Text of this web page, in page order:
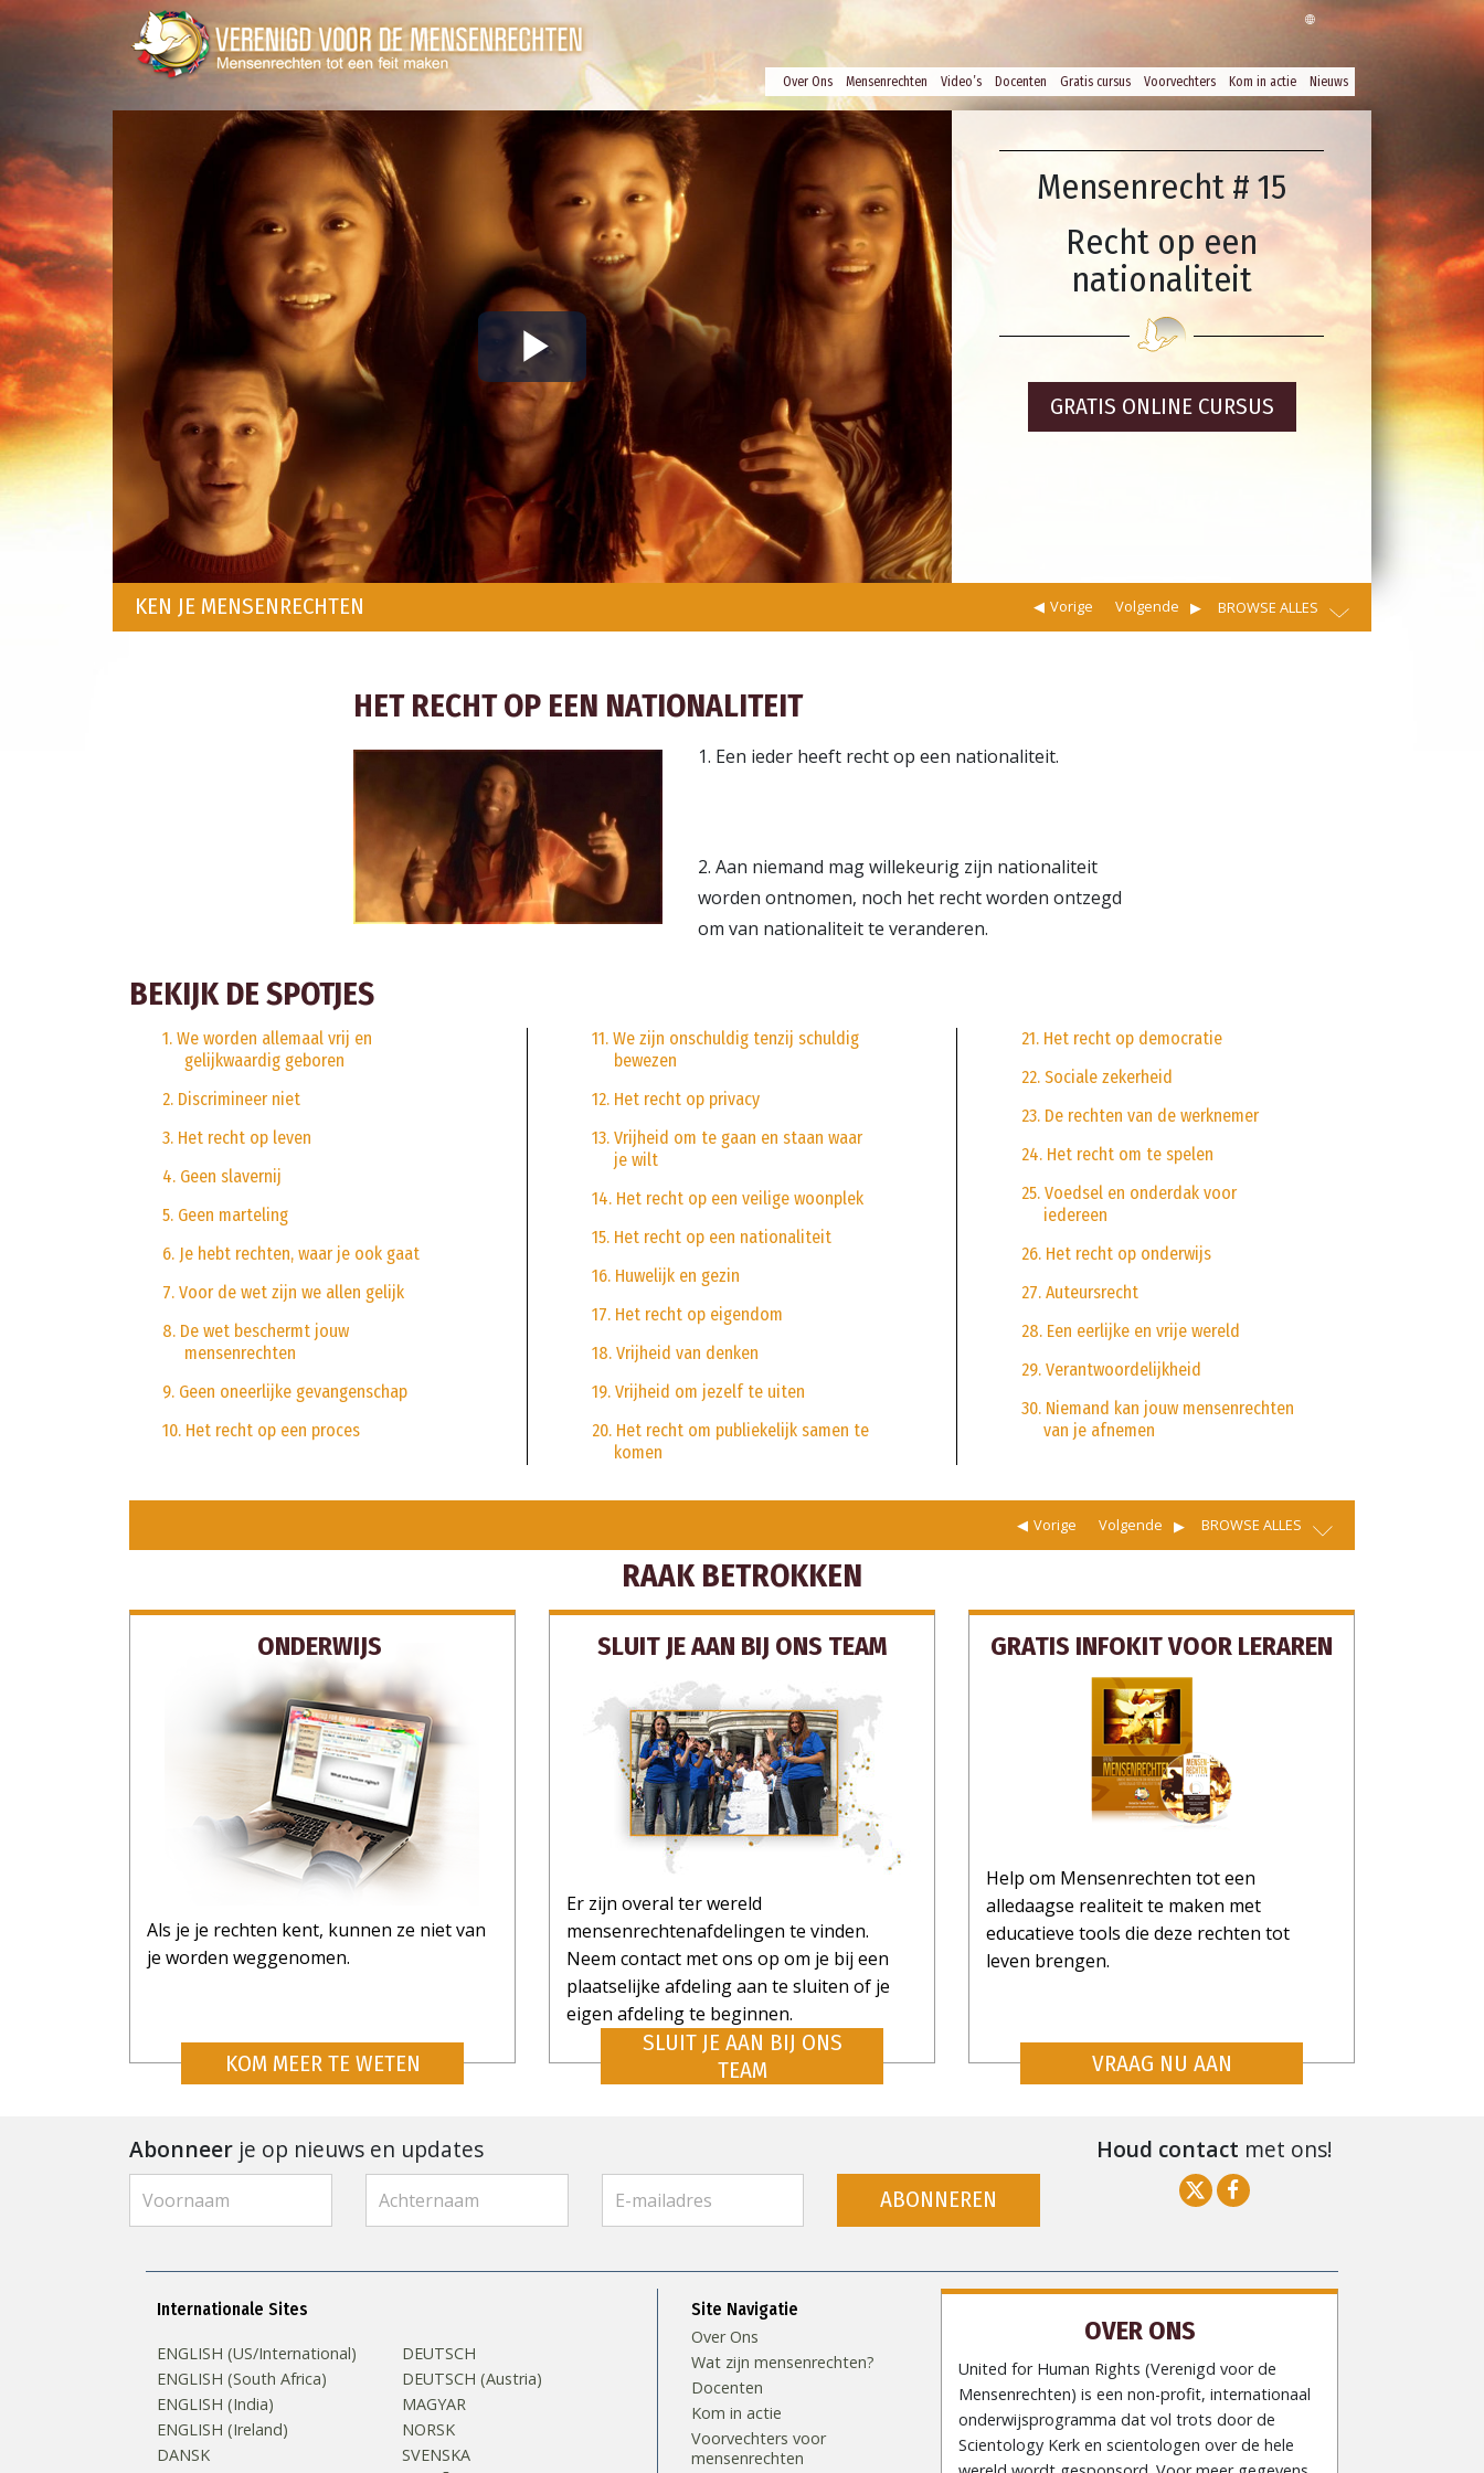
Over Ons Mensenrechten Video’s Docenten Gratis cursus Voorvechters Kom in actie Nieuws
Play
Video
Mensenrecht # 15
Recht op een
nationaliteit
GRATIS ONLINE CURSUS
KEN JE MENSENRECHTEN Volgende
Vorige BROWSE ALLES
HET RECHT OP EEN NATIONALITEIT
1. Een ieder heeft recht op een nationaliteit.
2. Aan niemand mag willekeurig zijn nationaliteit
worden ontnomen, noch het recht worden ontzegd
om van nationaliteit te veranderen.
BEKIJK DE SPOTJES
1. We worden allemaal vrij en
gelijkwaardig geboren
2. Discrimineer niet
3. Het recht op leven
4. Geen slavernij
5. Geen marteling
6. Je hebt rechten, waar je ook gaat
7. Voor de wet zijn we allen gelijk
8. De wet beschermt jouw
mensenrechten
9. Geen oneerlijke gevangenschap
10. Het recht op een proces
11. We zijn onschuldig tenzij schuldig
bewezen
12. Het recht op privacy
13. Vrijheid om te gaan en staan waar
je wilt
14. Het recht op een veilige woonplek
15. Het recht op een nationaliteit
16. Huwelijk en gezin
17. Het recht op eigendom
18. Vrijheid van denken
19. Vrijheid om jezelf te uiten
20. Het recht om publiekelijk samen te
komen
21. Het recht op democratie
22. Sociale zekerheid
23. De rechten van de werknemer
24. Het recht om te spelen
25. Voedsel en onderdak voor
iedereen
26. Het recht op onderwijs
27. Auteursrecht
28. Een eerlijke en vrije wereld
29. Verantwoordelijkheid
30. Niemand kan jouw mensenrechten
van je afnemen
Volgende
Vorige BROWSE ALLES
RAAK BETROKKEN
ONDERWIJS
Als je je rechten kent, kunnen ze niet van
je worden weggenomen.
KOM MEER TE WETEN
SLUIT JE AAN BIJ ONS TEAM
Er zijn overal ter wereld
mensenrechtenafdelingen te vinden.
Neem contact met ons op om je bij een
plaatselijke afdeling aan te sluiten of je
eigen afdeling te beginnen.
SLUIT JE AAN BIJ ONS
TEAM
GRATIS INFOKIT VOOR LERAREN
Help om Mensenrechten tot een
alledaagse realiteit te maken met
educatieve tools die deze rechten tot
leven brengen.
VRAAG NU AAN
Abonneer je op nieuws en updates
ABONNEREN
Houd contact met ons!
Internationale Sites
ENGLISH (US/International)
ENGLISH (South Africa)
ENGLISH (India)
ENGLISH (Ireland)
DANSK
DEUTSCH
DEUTSCH (Austria)
MAGYAR
NORSK
SVENSKA
Site Navigatie
Over Ons
Wat zijn mensenrechten?
Docenten
Kom in actie
Voorvechters voor
mensenrechten
OVER ONS
United for Human Rights (Verenigd voor de
Mensenrechten) is een non-profit, internationaal
onderwijsprogramma dat vol trots door de
Scientology Kerk en scientologen over de hele